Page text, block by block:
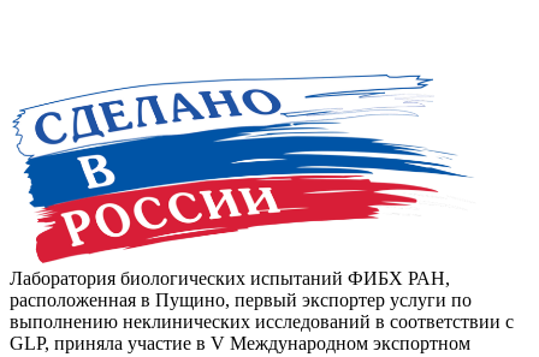
Лаборатория биологических испытаний ФИБХ РАН,
расположенная в Пущино, первый экспортер услуги по
выполнению неклинических исследований в соответствии с
GLP, приняла участие в V Международном экспортном